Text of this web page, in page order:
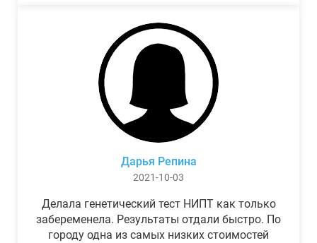
Дарья Репина
2021-10-03
Делала генетический тест НИПТ как только
забеременела. Результаты отдали быстро. По
городу одна из самых низких стоимостей